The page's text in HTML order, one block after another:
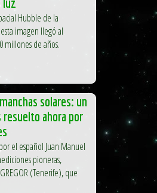
Hubble de la
imagen llegó al
millones de años.
solares: un
ahora por
el español Juan Manuel
pioneras,
(Tenerife), que